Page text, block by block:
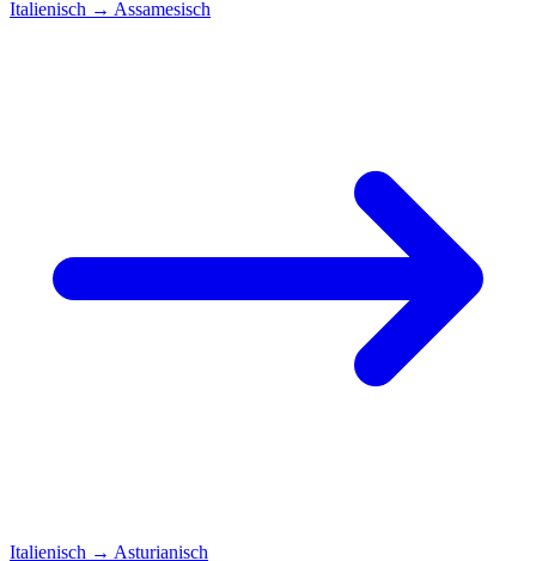
Italienisch → Assamesisch
Italienisch → Asturianisch